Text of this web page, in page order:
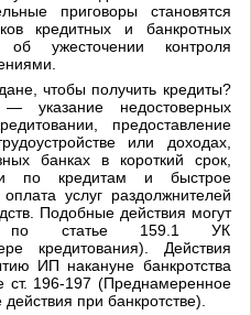
приговоры становятся
кредитных и банкротных
об ужесточении контроля
чтобы получить кредиты?
указание недостоверных
предоставление
или доходах,
банках в короткий срок,
по кредитам и быстрое
услуг раздолжнителей
Подобные действия могут
по статье 159.1 УК
кредитования). Действия
ИП накануне банкротства
ст. 196-197 (Преднамеренное
при банкротстве).